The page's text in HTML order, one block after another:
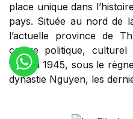
place unique dans
pays. Située au nord de
l’actuelle province de
centre politique,
1802 à 1945, sous le
dynastie Nguyen, les